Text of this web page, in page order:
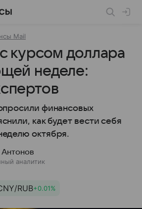
Mail
курсом доллара
неделе:
финансовых
как будет вести себя
октября.
аналитик
RUB+0.01%